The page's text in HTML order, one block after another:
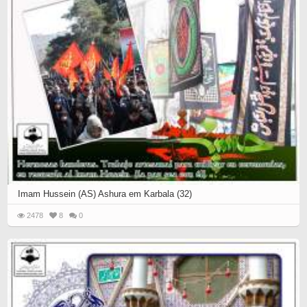
Imam Hussein (AS) Ashura em Karbala (32)
2478 8 0